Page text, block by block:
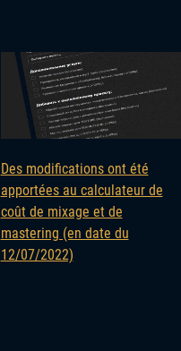
Des modifications ont été
apportées au calculateur de
coût de mixage et de
mastering (en date du
12/07/2022)